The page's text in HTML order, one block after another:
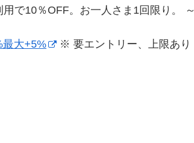
用で10％OFF。お一人さま1回限り。
最大+5% ※ 要エントリー、上限あり